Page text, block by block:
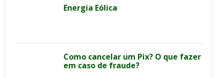
Energia Eólica
Como cancelar um Pix? O que fazer
em caso de fraude?